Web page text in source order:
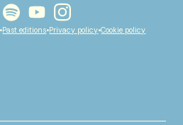
spotifyyoutubeinstagram
•Past editions•Privacy policy•Cookie policy